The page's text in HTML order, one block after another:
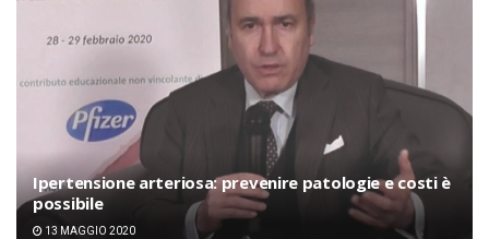
Ipertensione arteriosa: prevenire patologie e costi è
possibile
13 MAGGIO 2020